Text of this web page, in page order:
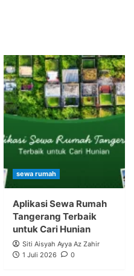
sewa rumah
Aplikasi Sewa Rumah
Tangerang Terbaik
untuk Cari Hunian
Siti Aisyah Ayya Az Zahir
1 Juli 2026
0